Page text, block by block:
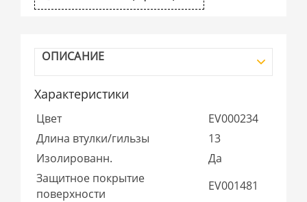
ОПИСАНИЕ
Характеристики
Цвет
EV000234
Длина втулки/гильзы
13
Изолированн.
Да
Защитное покрытие
поверхности
EV001481